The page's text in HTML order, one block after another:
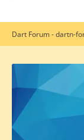
Dart Forum - dartn-